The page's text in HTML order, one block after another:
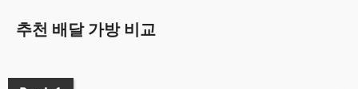
추천 배달 가방 비교